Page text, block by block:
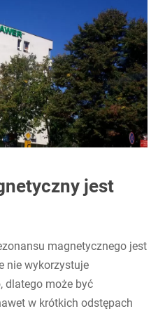
jest
magnetycznego jest
nie wykorzystuje
dlatego może być
w krótkich odstępach